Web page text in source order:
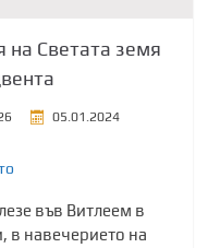
на Светата земя
05.01.2024
във Витлеем в
в навечерието на